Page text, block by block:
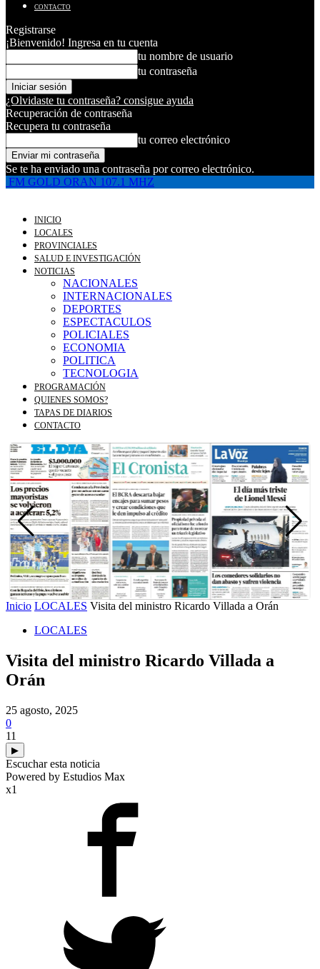
CONTACTO
Registrarse
¡Bienvenido! Ingresa en tu cuenta
tu nombre de usuario
tu contraseña
¿Olvidaste tu contraseña? consigue ayuda
Recuperación de contraseña
Recupera tu contraseña
tu correo electrónico
Se te ha enviado una contraseña por correo electrónico.
FM GOLD ORAN 107.1 MHZ
INICIO
LOCALES
PROVINCIALES
SALUD E INVESTIGACIÓN
NOTICIAS
NACIONALES
INTERNACIONALES
DEPORTES
ESPECTACULOS
POLICIALES
ECONOMIA
POLITICA
TECNOLOGIA
PROGRAMACIÓN
QUIENES SOMOS?
TAPAS DE DIARIOS
CONTACTO
Inicio LOCALES Visita del ministro Ricardo Villada a Orán
LOCALES
Visita del ministro Ricardo Villada a
Orán
25 agosto, 2025
0
11
▶
Escuchar esta noticia
Powered by Estudios Max
x1